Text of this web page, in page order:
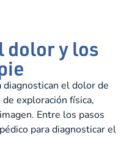
dolor y los
el dolor de
exploración física,
Entre los pasos
para diagnosticar el